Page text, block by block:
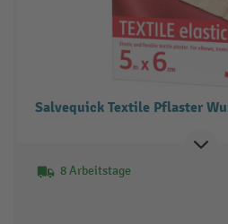
Salvequick Textile Pflaster
8 Arbeitstage